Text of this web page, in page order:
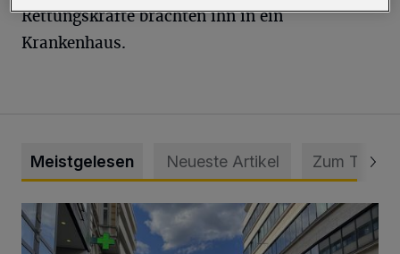
Rettungskräfte brachten ihn in ein
Krankenhaus.
Meistgelesen Neueste Artikel Zum Thema
Ein Unzustand und Skandal